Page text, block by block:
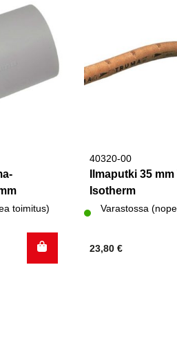
toimitus)
40320-00
Ilmaputki 35
Isotherm
Varastossa
23,80 €